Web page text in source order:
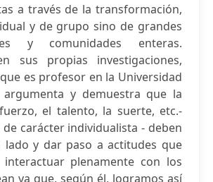
a través de la transformación,
y de grupo sino de grandes
y comunidades enteras.
sus propias investigaciones,
es profesor en la Universidad
argumenta y demuestra que la
el talento, la suerte, etc.-
carácter individualista - deben
lado y dar paso a actitudes que
plenamente con los
ya que, según él, logramos así